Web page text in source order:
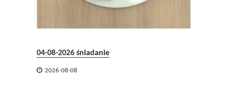
04-08-2026 śniadanie
 2026-08-08